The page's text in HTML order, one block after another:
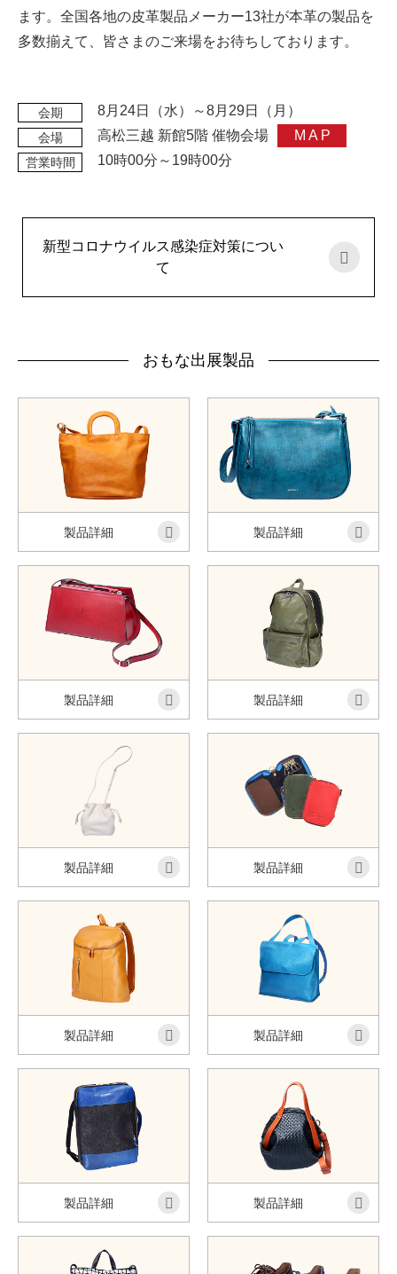
ます。全国各地の皮革製品メーカー13社が本革の製品を
多数揃えて、皆さまのご来場をお待ちしております。
会期 8月24日（水）～8月29日（月）
会場 高松三越 新館5階 催物会場 MAP
営業時間 10時00分～19時00分
新型コロナウイルス感染症対策につい
て
おもな出展製品
製品詳細 製品詳細
製品詳細 製品詳細
製品詳細 製品詳細
製品詳細 製品詳細
製品詳細 製品詳細